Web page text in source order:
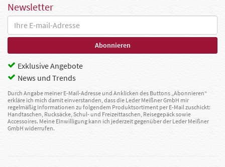
Newsletter
Exklusive Angebote
News und Trends
Durch Angabe meiner E-Mail-Adresse und Anklicken des Buttons „Abonnieren“
erkläre ich mich damit einverstanden, dass die Leder Meißner GmbH mir
regelmäßig Informationen zu folgendem Produktsortiment per E-Mail zuschickt:
Handtaschen, Rucksäcke, Schul- und Freizeittaschen, Reisegepäck sowie
Accessoires. Meine Einwilligung kann ich jederzeit gegenüber der Leder Meißner
GmbH widerrufen.